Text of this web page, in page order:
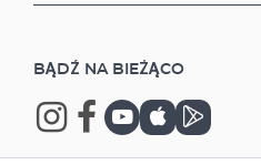
quality equipment:
thermopreset 50 W
Comes with 3 years warranty
BĄDŹ NA BIEŻĄCO